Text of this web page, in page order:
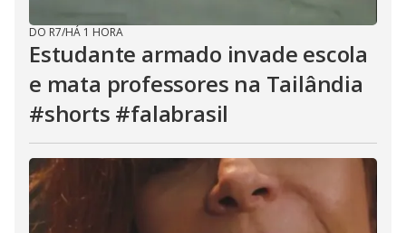
DO R7/HÁ 1 HORA
Estudante armado invade escola
e mata professores na Tailândia
#shorts #falabrasil